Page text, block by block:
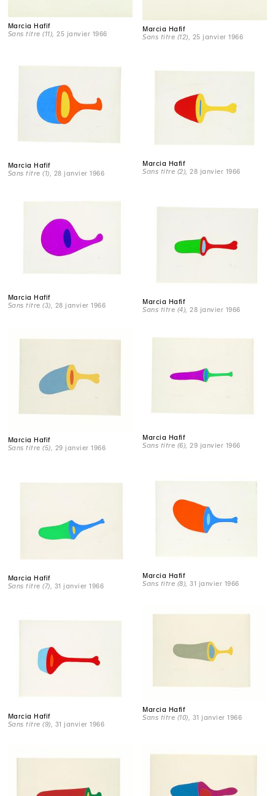
Marcia Hafif
Sans titre (11) , 25 janvier 1966
Marcia Hafif
Sans titre (12) , 25 janvier 1966
Marcia Hafif
Sans titre (1) , 28 janvier 1966
Marcia Hafif
Sans titre (2) , 28 janvier 1966
Marcia Hafif
Sans titre (3) , 28 janvier 1966
Marcia Hafif
Sans titre (4) , 28 janvier 1966
Marcia Hafif
Sans titre (5) , 29 janvier 1966
Marcia Hafif
Sans titre (6) , 29 janvier 1966
Marcia Hafif
Sans titre (7) , 31 janvier 1966
Marcia Hafif
Sans titre (8) , 31 janvier 1966
Marcia Hafif
Sans titre (9) , 31 janvier 1966
Marcia Hafif
Sans titre (10) , 31 janvier 1966